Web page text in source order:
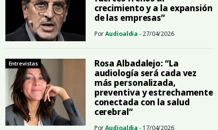
crecimiento y a la expansión
de las empresas”
PorAudioaldia - 27/04/2026
Entrevistas
Rosa Albadalejo: “La
audiología será cada vez
más personalizada,
preventiva y estrechamente
conectada con la salud
cerebral”
PorAudioaldia - 17/04/2026